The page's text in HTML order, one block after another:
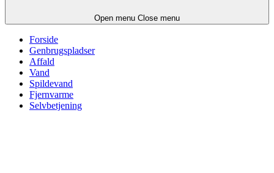
Open menu Close menu
Forside
Genbrugspladser
Affald
Vand
Spildevand
Fjernvarme
Selvbetjening